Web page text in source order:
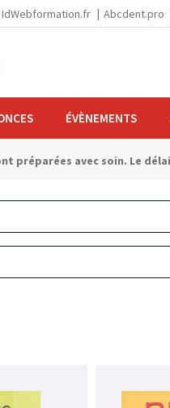
IdWebformation.fr Abcdent.pro
ÉVÈNEMENTS
préparées avec soin. Le